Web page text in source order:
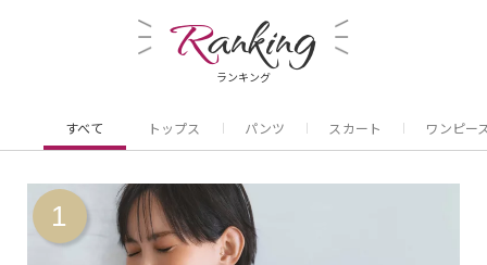
Ranking
ランキング
すべて トップス パンツ スカート ワンピー